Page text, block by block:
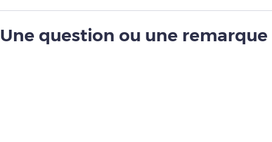
Une question ou une remarque